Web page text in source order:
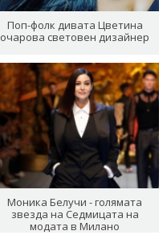
Поп-фолк дивата Цветина
очарова световен дизайнер
Моника Белучи - голямата
звезда на Седмицата на
модата в Милано